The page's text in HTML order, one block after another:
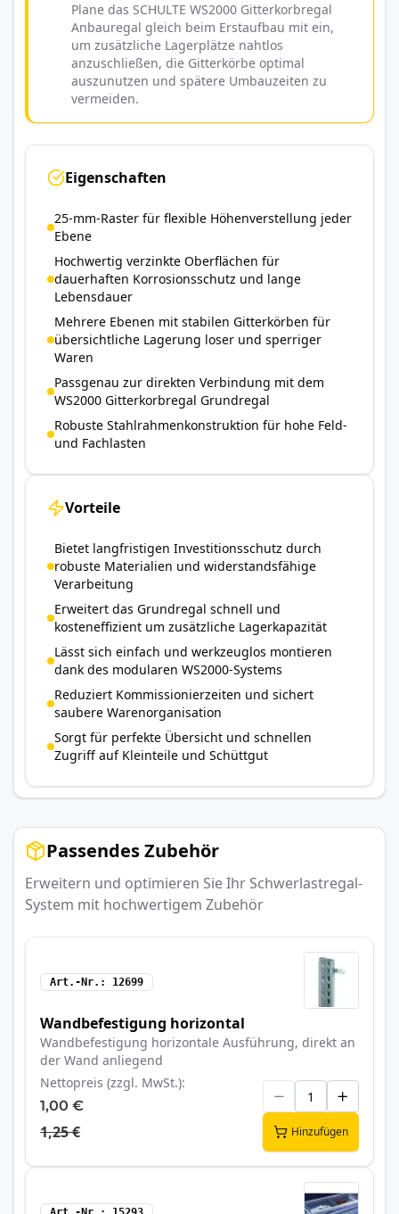
Plane das SCHULTE WS2000 Gitterkorbregal
Anbauregal gleich beim Erstaufbau mit ein,
um zusätzliche Lagerplätze nahtlos
anzuschließen, die Gitterkörbe optimal
auszunutzen und spätere Umbauzeiten zu
vermeiden.
Eigenschaften
25-mm-Raster für flexible Höhenverstellung jeder
Ebene
Hochwertig verzinkte Oberflächen für
dauerhaften Korrosionsschutz und lange
Lebensdauer
Mehrere Ebenen mit stabilen Gitterkörben für
übersichtliche Lagerung loser und sperriger
Waren
Passgenau zur direkten Verbindung mit dem
WS2000 Gitterkorbregal Grundregal
Robuste Stahlrahmenkonstruktion für hohe Feld-
und Fachlasten
Vorteile
Bietet langfristigen Investitionsschutz durch
robuste Materialien und widerstandsfähige
Verarbeitung
Erweitert das Grundregal schnell und
kosteneffizient um zusätzliche Lagerkapazität
Lässt sich einfach und werkzeuglos montieren
dank des modularen WS2000-Systems
Reduziert Kommissionierzeiten und sichert
saubere Warenorganisation
Sorgt für perfekte Übersicht und schnellen
Zugriff auf Kleinteile und Schüttgut
Passendes Zubehör
Erweitern und optimieren Sie Ihr Schwerlastregal-
System mit hochwertigem Zubehör
Art.-Nr. 12699
Wandbefestigung horizontal
Wandbefestigung horizontale Ausführung, direkt an
der Wand anliegend
Nettopreis (zzgl. MwSt.)
1,00 €
1,25 € Hinzufügen